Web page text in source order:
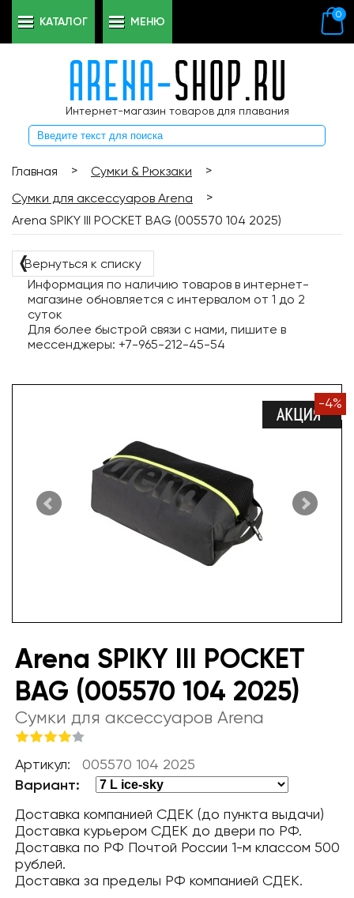
Интернет-магазин товаров для плавания
0
КАТАЛОГ МЕНЮ
Главная > Сумки & Рюкзаки
>
Сумки для аксессуаров Arena
>
Arena SPIKY III POCKET BAG (005570 104 2025)
❬Вернуться к списку
Информация по наличию товаров в интернет-
магазине обновляется с интервалом от 1 до 2
суток
Для более быстрой связи с нами, пишите в
мессенджеры: +7-965-212-45-54
-4%
Arena SPIKY III POCKET
BAG (005570 104 2025)
Сумки для аксессуаров Arena
Артикул: 005570 104 2025
Вариант:
Доставка компанией СДЕК (до пункта выдачи)
Доставка курьером СДЕК до двери по РФ.
Доставка по РФ Почтой России 1-м классом 500
рублей.
Доставка за пределы РФ компанией СДЕК.